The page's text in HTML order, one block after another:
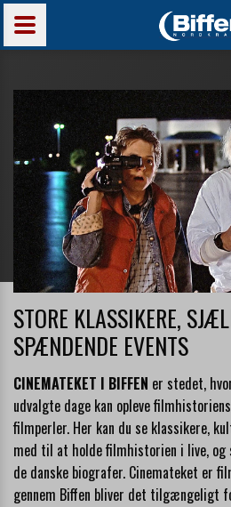
STORE KLASSIKERE,
SPÆNDENDE EVENTS
CINEMATEKET I BIFFEN er stedet,
udvalgte dage kan opleve
filmperler. Her kan du se klassikere,
med til at holde filmhistorien i live,
de danske biografer. Cinemateket er
gennem Biffen bliver det tilgængeligt